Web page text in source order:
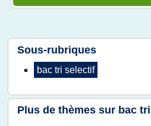
Sous-rubriques
bac tri selectif
Plus de thèmes sur bac